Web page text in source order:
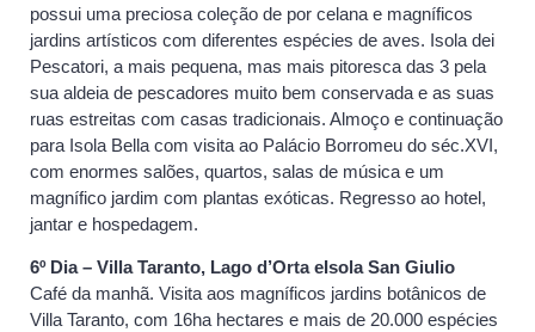
possui uma preciosa coleção de por celana e magníficos
jardins artísticos com diferentes espécies de aves. Isola dei
Pescatori, a mais pequena, mas mais pitoresca das 3 pela
sua aldeia de pescadores muito bem conservada e as suas
ruas estreitas com casas tradicionais. Almoço e continuação
para Isola Bella com visita ao Palácio Borromeu do séc.XVI,
com enormes salões, quartos, salas de música e um
magnífico jardim com plantas exóticas. Regresso ao hotel,
jantar e hospedagem.
6º Dia – Villa Taranto, Lago d’Orta eIsola San Giulio
Café da manhã. Visita aos magníficos jardins botânicos de
Villa Taranto, com 16ha hectares e mais de 20.000 espécies